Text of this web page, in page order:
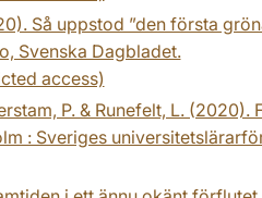
Så uppstod ”den första
Svenska Dagbladet.
access)
P. & Runefelt, L.
: Sveriges